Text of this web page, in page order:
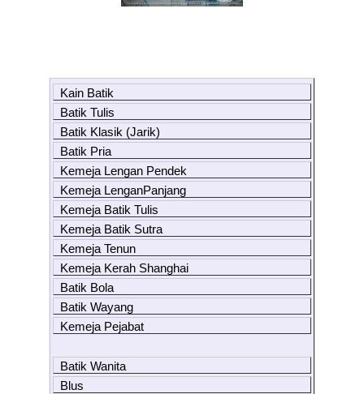
Kain Batik
Batik Tulis
Batik Klasik (Jarik)
Batik Pria
Kemeja Lengan Pendek
Kemeja LenganPanjang
Kemeja Batik Tulis
Kemeja Batik Sutra
Kemeja Tenun
Kemeja Kerah Shanghai
Batik Bola
Batik Wayang
Kemeja Pejabat
Batik Wanita
Blus